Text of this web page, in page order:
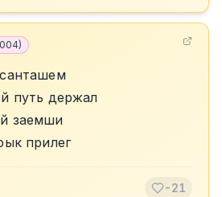
)
путь держал
заемши
прилег
-21